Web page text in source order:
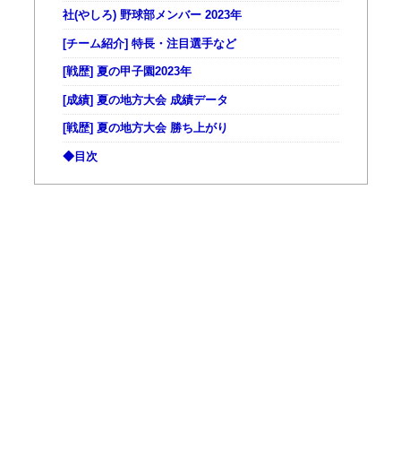
社(やしろ) 野球部メンバー 2023年
[チーム紹介] 特長・注目選手など
[戦歴] 夏の甲子園2023年
[成績] 夏の地方大会 成績データ
[戦歴] 夏の地方大会 勝ち上がり
◆目次